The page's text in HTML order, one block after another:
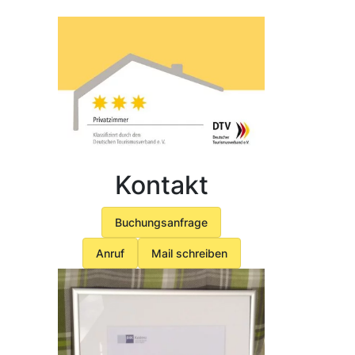
Kontakt
Buchungsanfrage
Anruf Mail schreiben